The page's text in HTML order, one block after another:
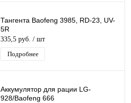
Тангента Baofeng 3985, RD-23, UV-
5R
335,5 руб. / шт
Подробнее
Аккумулятор для рации LG-
928/Baofeng 666